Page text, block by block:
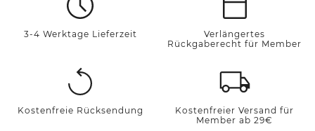
3-4 Werktage Lieferzeit
Verlängertes
Rückgaberecht für Member
Kostenfreie Rücksendung
Kostenfreier Versand für
Member ab 29€